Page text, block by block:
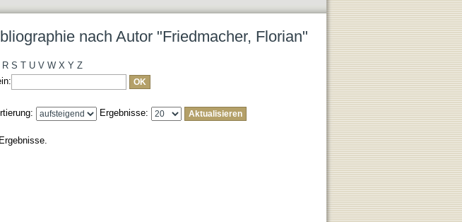
nach Autor "Friedmacher, Florian"
R S T U V W X Y Z
Ergebnisse: